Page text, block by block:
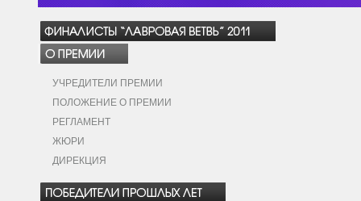
УЧРЕДИТЕЛИ ПРЕМИИ
ПОЛОЖЕНИЕ О ПРЕМИИ
РЕГЛАМЕНТ
ЖЮРИ
ДИРЕКЦИЯ